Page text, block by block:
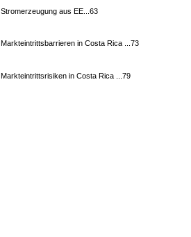
Stromerzeugung aus EE...63
Markteintrittsbarrieren in Costa Rica ...73
Markteintrittsrisiken in Costa Rica ...79